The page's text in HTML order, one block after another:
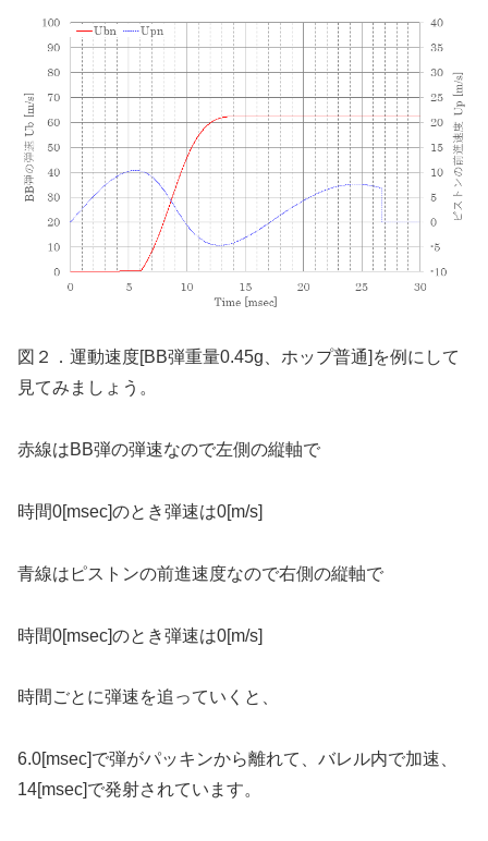
図２．運動速度[BB弾重量0.45g、ホップ普通]を例にして
見てみましょう。
赤線はBB弾の弾速なので左側の縦軸で
時間0[msec]のとき弾速は0[m/s]
青線はピストンの前進速度なので右側の縦軸で
時間0[msec]のとき弾速は0[m/s]
時間ごとに弾速を追っていくと、
6.0[msec]で弾がパッキンから離れて、バレル内で加速、
14[msec]で発射されています。